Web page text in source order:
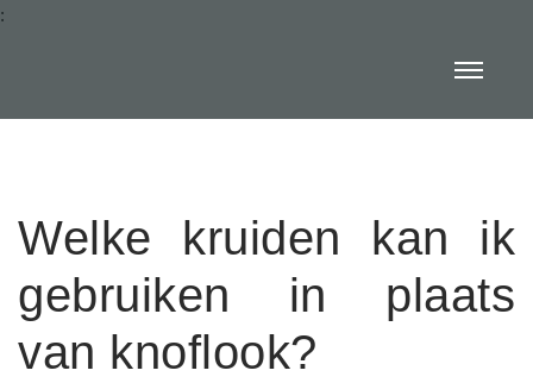
:
Welke kruiden kan ik
gebruiken in plaats
van knoflook?